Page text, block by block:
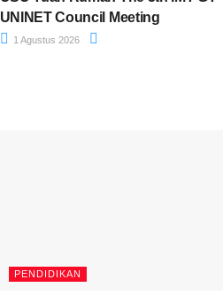
UNINET Council Meeting
1 Agustus 2026
PENDIDIKAN